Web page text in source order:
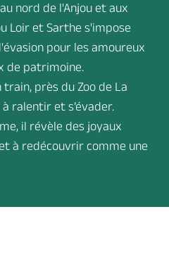
et Sarthe
nord de l'Anjou et aux
Loir et Sarthe s'impose
pour les amoureux
de patrimoine.
près du Zoo de La
ralentir et s’évader.
il révèle des joyaux
à redécouvrir comme une